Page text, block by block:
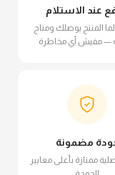
عند الاستلام
المنتج يوصلك ومتاح
— مفيش أي مخاطرة
مضمونة
ممتازة بأعلى معايير